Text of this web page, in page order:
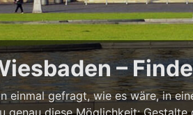
–
einmal gefragt, wie es wäre, in